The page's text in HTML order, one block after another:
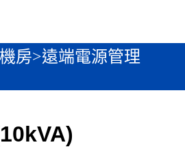
房>遠端電源管理